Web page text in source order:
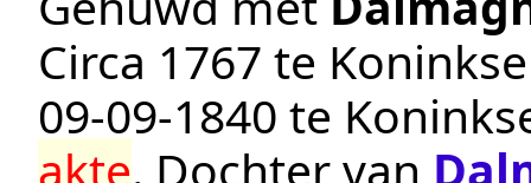
Circa 1767 te
09‑09‑1840 te
akte. Dochter van